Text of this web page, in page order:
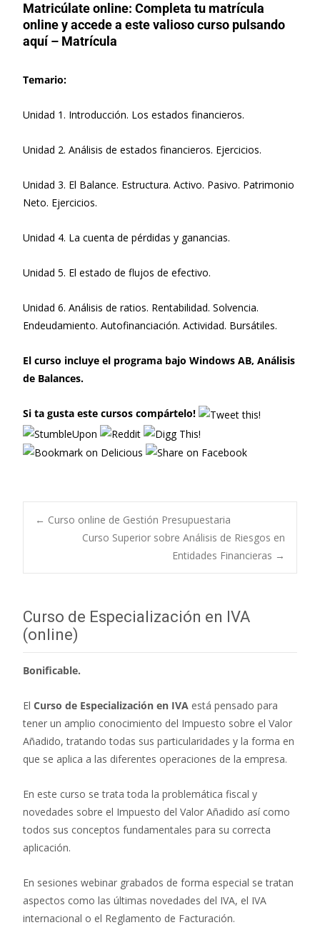
Matricúlate online: Completa tu matrícula
online y accede a este valioso curso pulsando
aquí – Matrícula
Temario:
Unidad 1. Introducción. Los estados financieros.
Unidad 2. Análisis de estados financieros. Ejercicios.
Unidad 3. El Balance. Estructura. Activo. Pasivo. Patrimonio
Neto. Ejercicios.
Unidad 4. La cuenta de pérdidas y ganancias.
Unidad 5. El estado de flujos de efectivo.
Unidad 6. Análisis de ratios. Rentabilidad. Solvencia.
Endeudamiento. Autofinanciación. Actividad. Bursátiles.
El curso incluye el programa bajo Windows AB, Análisis
de Balances.
Si ta gusta este cursos compártelo!
Navegación de
entradas
← Curso online de Gestión Presupuestaria
Curso Superior sobre Análisis de Riesgos en
Entidades Financieras →
Curso de Especialización en IVA
(online)
Bonificable.
El Curso de Especialización en IVA está pensado para
tener un amplio conocimiento del Impuesto sobre el Valor
Añadido, tratando todas sus particularidades y la forma en
que se aplica a las diferentes operaciones de la empresa.
En este curso se trata toda la problemática fiscal y
novedades sobre el Impuesto del Valor Añadido así como
todos sus conceptos fundamentales para su correcta
aplicación.
En sesiones webinar grabados de forma especial se tratan
aspectos como las últimas novedades del IVA, el IVA
internacional o el Reglamento de Facturación.